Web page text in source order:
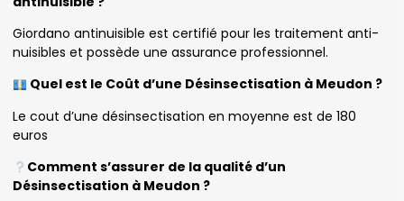
Giordano antinuisible est certifié pour les traitement anti-
nuisibles et possède une assurance professionnel.
Quel est le Coût d’une Désinsectisation à Meudon ?
Le cout d’une désinsectisation en moyenne est de 180
euros
Comment s’assurer de la qualité d’un
Désinsectisation à Meudon ?